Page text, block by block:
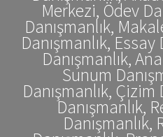
Merkezi, Ödev
Danışmanlık,
Danışmanlık,
Danışmanlık,
Sunum
Danışmanlık, Çizim
Danışmanlık,